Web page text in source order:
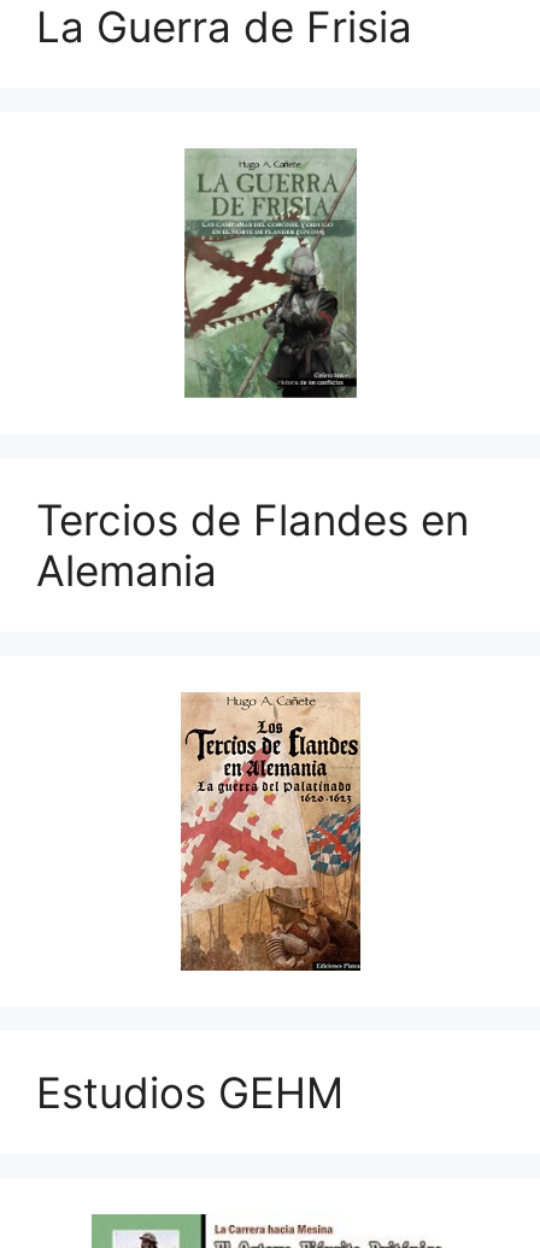
La Guerra de Frisia
Tercios de Flandes en
Alemania
Estudios GEHM